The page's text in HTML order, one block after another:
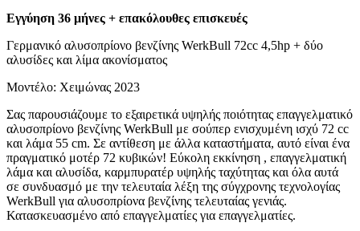
Εγγύηση 36 μήνες + επακόλουθες επισκευές
Γερμανικό αλυσοπρίονο βενζίνης WerkBull 72cc 4,5hp + δύο
αλυσίδες και λίμα ακονίσματος
Μοντέλο: Χειμώνας 2023
Σας παρουσιάζουμε το εξαιρετικά υψηλής ποιότητας επαγγελματικό
αλυσοπρίονο βενζίνης WerkBull με σούπερ ενισχυμένη ισχύ 72 cc
και λάμα 55 cm. Σε αντίθεση με άλλα καταστήματα, αυτό είναι ένα
πραγματικό μοτέρ 72 κυβικών! Εύκολη εκκίνηση , επαγγελματική
λάμα και αλυσίδα, καρμπυρατέρ υψηλής ταχύτητας και όλα αυτά
σε συνδυασμό με την τελευταία λέξη της σύγχρονης τεχνολογίας
WerkBull για αλυσοπρίονα βενζίνης τελευταίας γενιάς.
Κατασκευασμένο από επαγγελματίες για επαγγελματίες.